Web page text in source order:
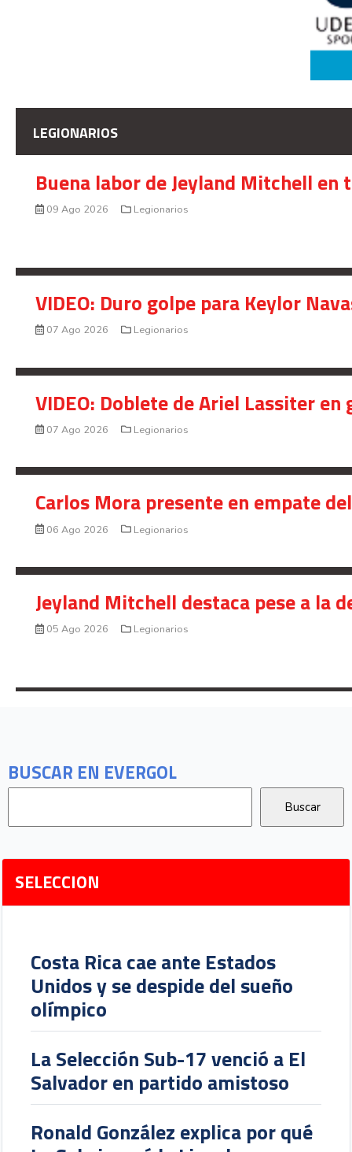
BUSCAR EN EVERGOL
SELECCION
Costa Rica cae ante Estados
Unidos y se despide del sueño
olímpico
La Selección Sub-17 venció a El
Salvador en partido amistoso
Ronald González explica por qué
LEGIONARIOS
Buena labor de Jeyland Mitchell
09 Ago 2026 Legionarios
VIDEO: Duro golpe para Keylor
07 Ago 2026 Legionarios
VIDEO: Doblete de Ariel Lassiter
07 Ago 2026 Legionarios
Carlos Mora presente en empate
06 Ago 2026 Legionarios
Jeyland Mitchell destaca pese a la
05 Ago 2026 Legionarios